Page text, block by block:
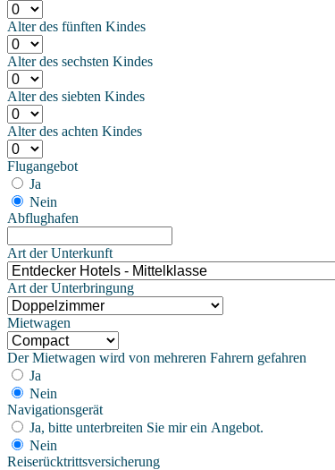
Alter des fünften Kindes
Alter des sechsten Kindes
Alter des siebten Kindes
Alter des achten Kindes
Flugangebot
Ja
Nein
Abflughafen
Art der Unterkunft
Art der Unterbringung
Mietwagen
Der Mietwagen wird von mehreren Fahrern gefahren
Ja
Nein
Navigationsgerät
Ja, bitte unterbreiten Sie mir ein Angebot.
Nein
Reiserücktrittsversicherung